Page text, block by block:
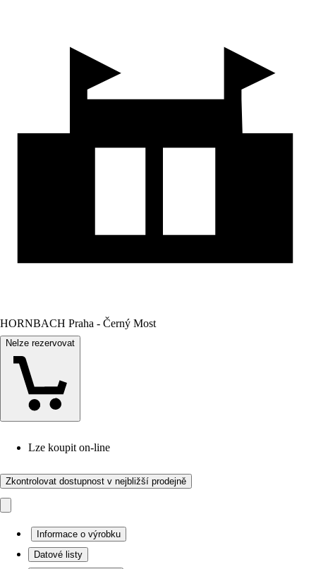
HORNBACH Praha - Černý Most
Nelze rezervovat
Lze koupit on-line
Zkontrolovat dostupnost v nejbližší prodejně
Informace o výrobku
Datové listy